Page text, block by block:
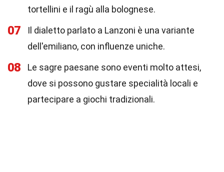
tortellini e il ragù alla bolognese.
07
Il dialetto parlato a Lanzoni è una variante
dell'emiliano, con influenze uniche.
08
Le sagre paesane sono eventi molto attesi,
dove si possono gustare specialità locali e
partecipare a giochi tradizionali.